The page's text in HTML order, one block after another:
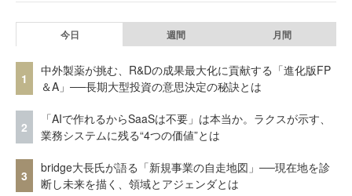
今日 週間 月間
1
中外製薬が挑む、R&Dの成果最大化に貢献する「進化版FP
＆A」──長期大型投資の意思決定の秘訣とは
2
「AIで作れるからSaaSは不要」は本当か。ラクスが示す、
業務システムに残る“4つの価値”とは
3
bridge大長氏が語る「新規事業の自走地図」──現在地を診
断し未来を描く、領域とアジェンダとは